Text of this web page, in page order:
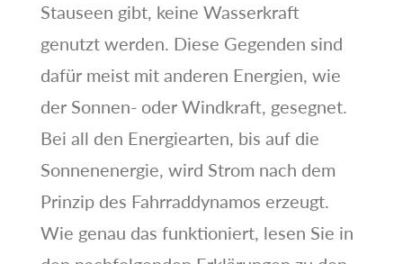
Stauseen gibt, keine Wasserkraft
genutzt werden. Diese Gegenden sind
dafür meist mit anderen Energien, wie
der Sonnen- oder Windkraft, gesegnet.
Bei all den Energiearten, bis auf die
Sonnenenergie, wird Strom nach dem
Prinzip des Fahrraddynamos erzeugt.
Wie genau das funktioniert, lesen Sie in